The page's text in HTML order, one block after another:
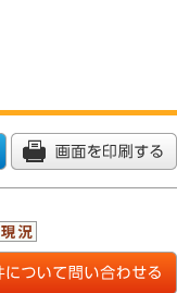
現況